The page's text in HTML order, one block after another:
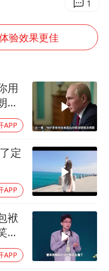
兴被问了360多个问题
事业高质量发展
唐田赛前发布会上引用《孙子兵法》
台当局重金为“台独”织“皇帝新衣”
：台湾从来没有“独立”过
商场现钱学森巨幅海报 负责人回应
民健身 共筑健康中国
1
验效果更佳
用
消
APP
定
APP
袱
到
APP